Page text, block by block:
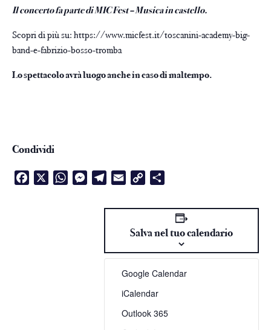
Il concerto fa parte di MIC Fest – Musica in castello.
Scopri di più su: https://www.micfest.it/toscanini-academy-big-
band-e-fabrizio-bosso-tromba
Lo spettacolo avrà luogo anche in caso di maltempo.
Condividi
Facebook WhatsAppMessenger
Telegram
Email
Copy
Salva nel tuo calendario
Google Calendar
iCalendar
Outlook 365